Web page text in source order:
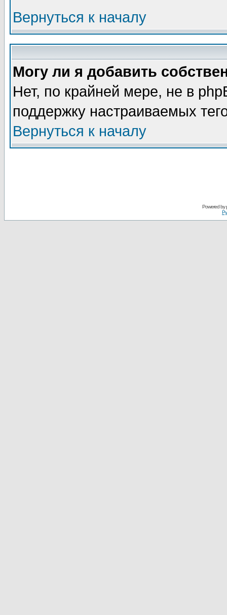
Вернуться к началу
Могу ли я добавить
Нет, по крайней мере, не в
поддержку настраиваемых
Вернуться к началу
Powered by